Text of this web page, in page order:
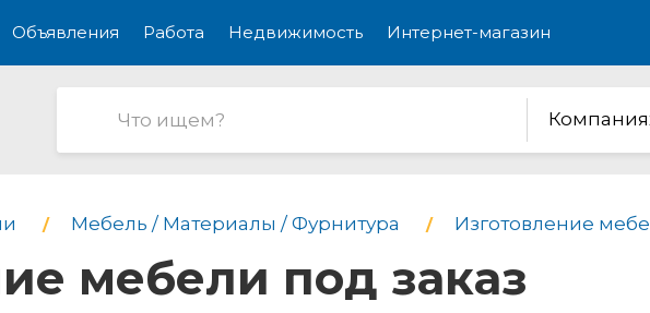
Объявления Работа Недвижимость Интернет-магазин
Мебель / Материалы / Фурнитура Изготовление
мебели под заказ